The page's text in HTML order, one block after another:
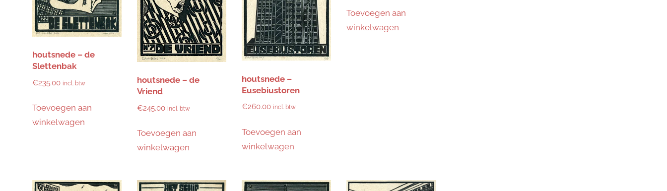
houtsnede – de
Slettenbak
€235.00 incl. btw
Toevoegen aan
winkelwagen
houtsnede – de
Vriend
€245.00 incl. btw
Toevoegen aan
winkelwagen
houtsnede –
Eusebiustoren
€260.00 incl. btw
Toevoegen aan
winkelwagen
Toevoegen aan
winkelwagen